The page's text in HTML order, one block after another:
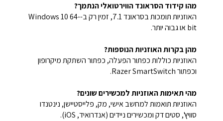
מהו קידוד הסראונד הווירטואלי הנתמך?
האוזניות תומכות בסראונד 7.1, זמין רק ב-Windows 10 64-
bit או גבוה יותר.
מהן בקרות האוזניות הנוספות?
האוזניות כוללות כפתור הפעלה, כפתור השתקת מיקרופון
וכפתור Razer SmartSwitch.
מהי תאימות האוזניות למכשירים שונים?
האוזניות תואמות למחשב אישי, מק, פלייסטיישן, נינטנדו
סוויץ', סטים דק ומכשירים ניידים (אנדרואיד, iOS).